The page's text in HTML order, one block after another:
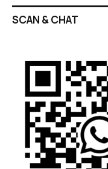
SCAN & CHAT